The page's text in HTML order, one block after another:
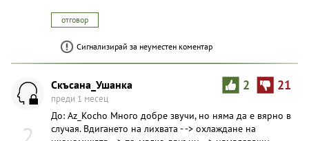
отговор
Сигнализирай за неуместен коментар
2 21
Скъсана_Ушанка
преди 1 месец
До: Az_Kocho Много добре звучи, но няма да е вярно в
случая. Вдигането на лихвата - -> охлаждане на